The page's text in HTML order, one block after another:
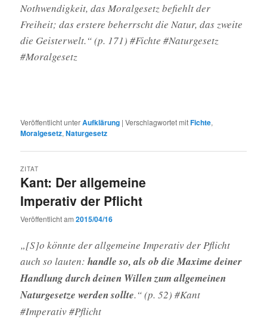
Nothwendigkeit, das Moralgesetz befiehlt der
Freiheit; das erstere beherrscht die Natur, das zweite
die Geisterwelt.“ (p. 171) #Fichte #Naturgesetz
#Moralgesetz
Veröffentlicht unterAufklärung |Verschlagwortet mitFichte,
Moralgesetz,Naturgesetz
Kant: Der allgemeine
Imperativ der Pflicht
ZITAT
Veröffentlicht am2015/04/16
„[S]o könnte der allgemeine Imperativ der Pflicht
auch so lauten:handle so, als ob die Maxime deiner
Handlung durch deinen Willen zum allgemeinen
Naturgesetze werden sollte.“ (p. 52) #Kant
#Imperativ #Pflicht